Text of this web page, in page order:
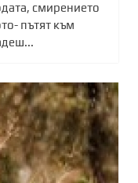
смирението
пътят към